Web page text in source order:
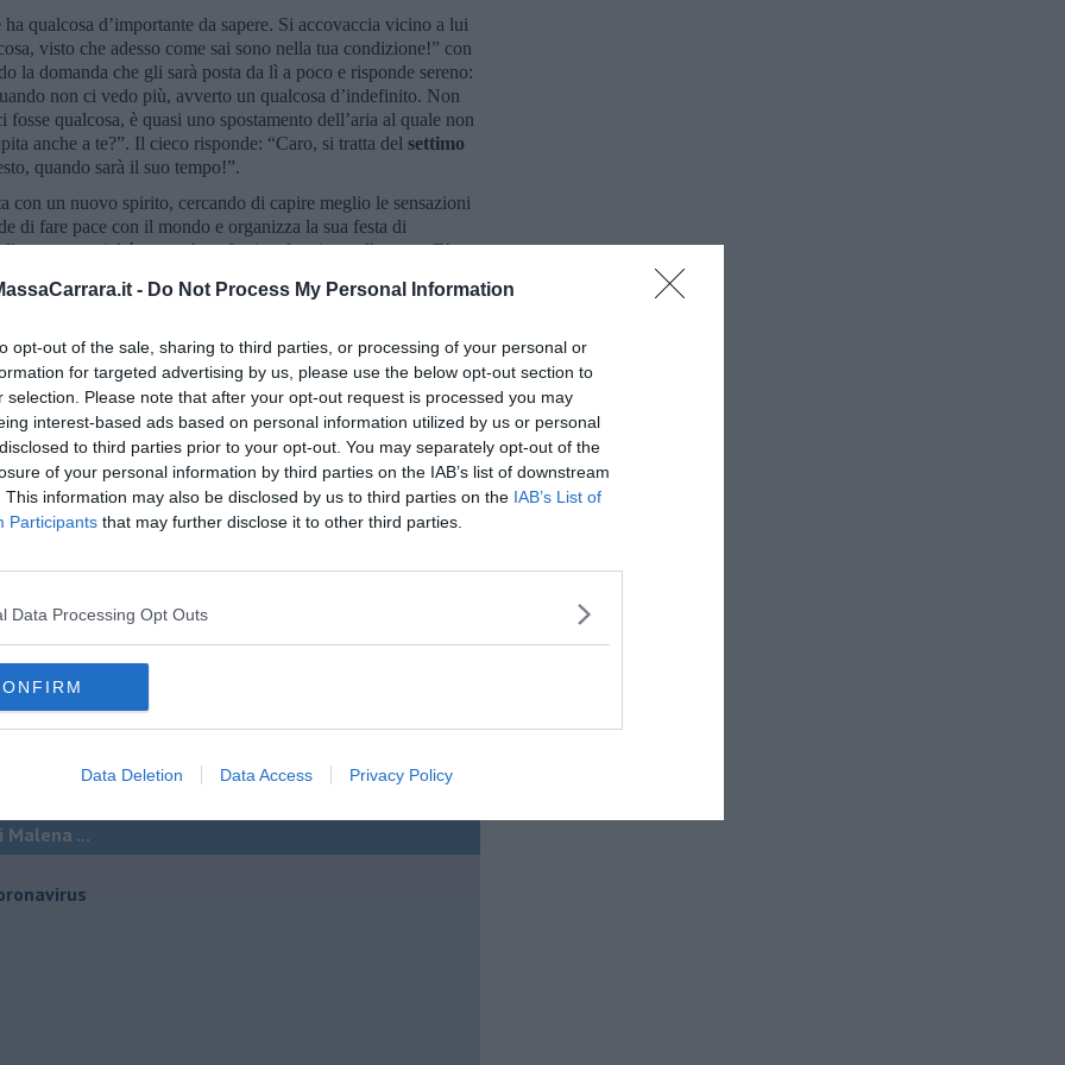
- Do Not Process My Personal Information
opt-out of the sale, sharing to third parties, or processing of your personal or
for targeted advertising by us, please use the below opt-out section to
selection. Please note that after your opt-out request is processed you may
interest-based ads based on personal information utilized by us or personal
to third parties prior to your opt-out. You may separately opt-out of the
of your personal information by third parties on the IAB’s list of downstream
This information may also be disclosed by us to third parties on the IAB’s List of
Participants that may further disclose it to other third parties.
Data Processing Opt Outs
Data Deletion Data Access Privacy Policy
qualcosa d’importante da sapere. Si accovaccia vicino a lui
visto che adesso come sai sono nella tua condizione!” con
la domanda che gli sarà posta da lì a poco e risponde sereno:
non ci vedo più, avverto un qualcosa d’indefinito. Non
qualcosa, è quasi uno spostamento dell’aria al quale non
anche a te?”. Il cieco risponde: “Caro, si tratta del settimo
quando sarà il suo tempo!”.
con un nuovo spirito, cercando di capire meglio le sensazioni
di fare pace con il mondo e organizza la sua festa di
poiché non voleva farsi vedere in quello stato. E’
non ha invitato poiché non ritiene giusto legarla a una
capacità, determinazione, coraggio e ora è capace di
Al momento del brindisi sente di nuovo quella sensazione
che conosce da sempre, lo avvolgono… due labbra
vita da rivivere in due.Lara è sempre stata al suo fianco!
non esserci per dare modo a Lucio di diventare ciò che
sua sensazione: Il settimo senso!!!
Malena ...